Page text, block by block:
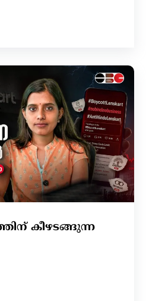
കീഴടങ്ങുന്ന